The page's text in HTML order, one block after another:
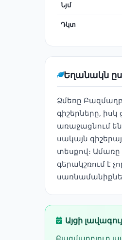
Նյմ
Դկտ
Եղանակն
Ձմեռը
գիշերները,
առաջացնում
սակայն
տեսքով։ Ամառը
գերակշռում է
Այցի
Բազմաղբյուր